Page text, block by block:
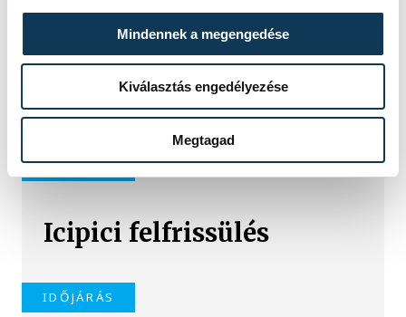
Mindennek a megengedése
Kiválasztás engedélyezése
Megtagad
TOVÁBBI CIKKEK
Nyár, forróság nélkül
IDŐJÁRÁS
Icipici felfrissülés
IDŐJÁRÁS